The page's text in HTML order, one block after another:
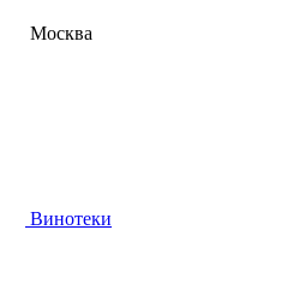
Москва
Винотеки